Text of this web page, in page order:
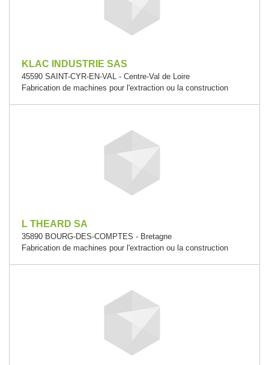
KLAC INDUSTRIE SAS
45590 SAINT-CYR-EN-VAL - Centre-Val de Loire
Fabrication de machines pour l'extraction ou la construction
L THEARD SA
35890 BOURG-DES-COMPTES - Bretagne
Fabrication de machines pour l'extraction ou la construction